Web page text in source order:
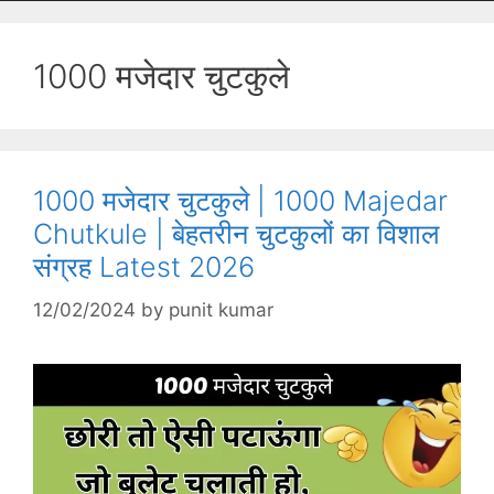
1000 मजेदार चुटकुले
1000 मजेदार चुटकुले | 1000 Majedar
Chutkule | बेहतरीन चुटकुलों का विशाल
संग्रह Latest 2026
12/02/2024 by punit kumar